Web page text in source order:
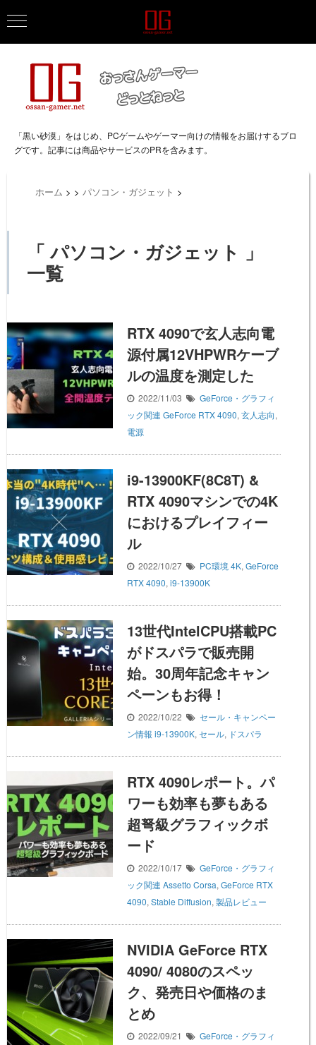
「黒い砂漠」をはじめ、PCゲームやゲーマー向けの情報をお届けするブロ
グです。記事には商品やサービスのPRを含みます。
ホーム > > パソコン・ガジェット >
「 パソコン・ガジェット 」
一覧
RTX 4090で玄人志向電
源付属12VHPWRケーブ
ルの温度を測定した
2022/11/03
GeForce・グラフィ
ック関連 GeForce RTX 4090, 玄人志向,
電源
i9-13900KF(8C8T) &
RTX 4090マシンでの4K
におけるプレイフィー
ル
2022/10/27 PC環境 4K, GeForce
RTX 4090, i9-13900K
13世代IntelCPU搭載PC
がドスパラで販売開
始。30周年記念キャン
ペーンもお得！
2022/10/22
セール・キャンペー
ン情報 i9-13900K, セール, ドスパラ
RTX 4090レポート。パ
ワーも効率も夢もある
超弩級グラフィックボ
ード
2022/10/17
GeForce・グラフィ
ック関連 Assetto Corsa, GeForce RTX
4090, Stable Diffusion, 製品レビュー
NVIDIA GeForce RTX
4090/ 4080のスペッ
ク、発売日や価格のま
とめ
2022/09/21
GeForce・グラフィ